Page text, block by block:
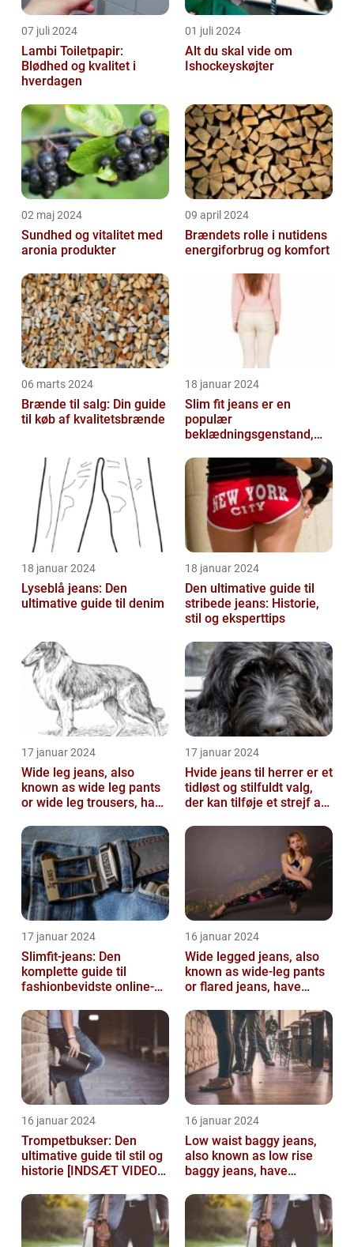
07 juli 2024
Lambi Toiletpapir:
Blødhed og kvalitet i
hverdagen
01 juli 2024
Alt du skal vide om
Ishockeyskøjter
02 maj 2024
Sundhed og vitalitet med
aronia produkter
09 april 2024
Brændets rolle i nutidens
energiforbrug og komfort
06 marts 2024
Brænde til salg: Din guide
til køb af kvalitetsbrænde
18 januar 2024
Slim fit jeans er en
populær
beklædningsgenstand,
piger verden over
18 januar 2024
Lyseblå jeans: Den
ultimative guide til denim
18 januar 2024
Den ultimative guide til
stribede jeans: Historie,
stil og eksperttips
17 januar 2024
Wide leg jeans, also
known as wide leg pants
or wide leg trousers, have
fashion tre...
17 januar 2024
Hvide jeans til herrer er et
tidløst og stilfuldt valg,
der kan tilføje et strejf af
17 januar 2024
Slimfit-jeans: Den
komplette guide til
fashionbevidste online-
16 januar 2024
Wide legged jeans, also
known as wide-leg pants
or flared jeans, have
people...
16 januar 2024
Trompetbukser: Den
ultimative guide til stil og
historie [INDSÆT VIDEO
16 januar 2024
Low waist baggy jeans,
also known as low rise
baggy jeans, have
fashion choice for ...